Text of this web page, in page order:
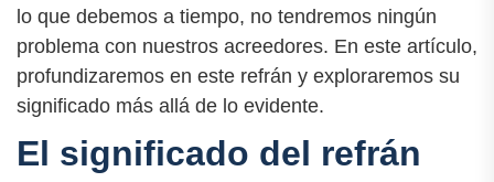
lo que debemos a tiempo, no tendremos ningún
problema con nuestros acreedores. En este artículo,
profundizaremos en este refrán y exploraremos su
significado más allá de lo evidente.
El significado del refrán